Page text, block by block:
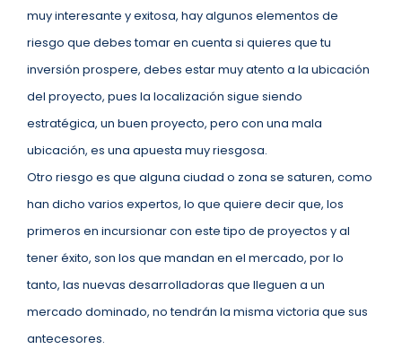
muy interesante y exitosa, hay algunos elementos de
riesgo que debes tomar en cuenta si quieres que tu
inversión prospere, debes estar muy atento a la ubicación
del proyecto, pues la localización sigue siendo
estratégica, un buen proyecto, pero con una mala
ubicación, es una apuesta muy riesgosa.
Otro riesgo es que alguna ciudad o zona se saturen, como
han dicho varios expertos, lo que quiere decir que, los
primeros en incursionar con este tipo de proyectos y al
tener éxito, son los que mandan en el mercado, por lo
tanto, las nuevas desarrolladoras que lleguen a un
mercado dominado, no tendrán la misma victoria que sus
antecesores.